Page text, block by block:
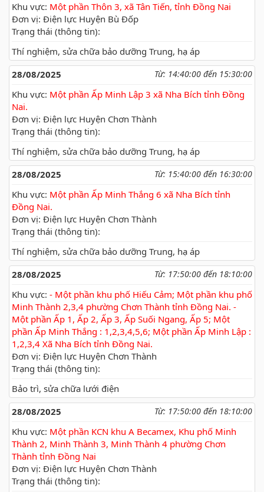
Khu vực: Một phần Thôn 3, xã Tân Tiến, tỉnh Đồng Nai
Đơn vị: Điện lực Huyện Bù Đốp
Trạng thái (thông tin):
Thí nghiệm, sửa chữa bảo dưỡng Trung, hạ áp
28/08/2025
Từ: 14:40:00 đến 15:30:00
Khu vực: Một phần Ấp Minh Lập 3 xã Nha Bích tỉnh Đồng
Nai.
Đơn vị: Điện lực Huyện Chơn Thành
Trạng thái (thông tin):
Thí nghiệm, sửa chữa bảo dưỡng Trung, hạ áp
28/08/2025
Từ: 15:40:00 đến 16:30:00
Khu vực: Một phần Ấp Minh Thắng 6 xã Nha Bích tỉnh
Đồng Nai.
Đơn vị: Điện lực Huyện Chơn Thành
Trạng thái (thông tin):
Thí nghiệm, sửa chữa bảo dưỡng Trung, hạ áp
28/08/2025
Từ: 17:50:00 đến 18:10:00
Khu vực: - Một phần khu phố Hiếu Cảm; Một phần khu phố
Minh Thành 2,3,4 phường Chơn Thành tỉnh Đồng Nai. -
Một phần Ấp 1, Ấp 2, Ấp 3, Ấp Suối Ngang, Ấp 5; Một
phần Ấp Minh Thắng : 1,2,3,4,5,6; Một phần Ấp Minh Lập :
1,2,3,4 Xã Nha Bích tỉnh Đồng Nai.
Đơn vị: Điện lực Huyện Chơn Thành
Trạng thái (thông tin):
Bảo trì, sửa chữa lưới điện
28/08/2025
Từ: 17:50:00 đến 18:10:00
Khu vực: Một phần KCN khu A Becamex, Khu phố Minh
Thành 2, Minh Thành 3, Minh Thành 4 phường Chơn
Thành tỉnh Đồng Nai
Đơn vị: Điện lực Huyện Chơn Thành
Trạng thái (thông tin):